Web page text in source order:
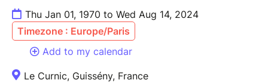
Thu Jan 01, 1970 to Wed Aug 14, 2024
Timezone : Europe/Paris
Add to my calendar
Le Curnic, Guissény, France